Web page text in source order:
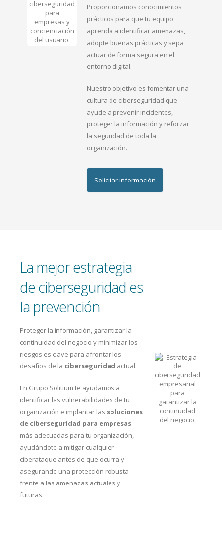
Proporcionamos conocimientos
prácticos para que tu equipo
aprenda a identificar amenazas,
adopte buenas prácticas y sepa
actuar de forma segura en el
entorno digital.
Nuestro objetivo es fomentar una
cultura de ciberseguridad que
ayude a prevenir incidentes,
proteger la información y reforzar
la seguridad de toda la
organización.
Solicitar información
La mejor estrategia
de ciberseguridad es
la prevención
Proteger la información, garantizar la
continuidad del negocio y minimizar los
riesgos es clave para afrontar los
desafíos de la ciberseguridad actual.
En Grupo Solitium te ayudamos a
identificar las vulnerabilidades de tu
organización e implantar las soluciones
de ciberseguridad para empresas
más adecuadas para tu organización,
ayudándote a mitigar cualquier
ciberataque antes de que ocurra y
asegurando una protección robusta
frente a las amenazas actuales y
futuras.